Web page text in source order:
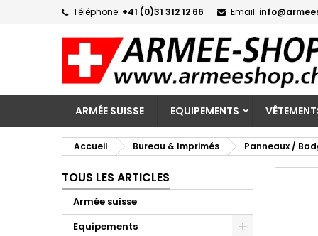
Téléphone: +41 (0)31 312 12 66 Email:
ARMÉE SUISSE EQUIPEMENTS
Accueil Bureau & Imprimés Panneaux /
TOUS LES ARTICLES
Armée suisse
Equipements
add_circle_outline